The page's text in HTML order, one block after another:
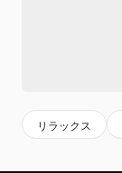
リラックス